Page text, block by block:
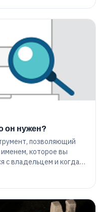
он нужен?
позволяющий
которое вы
с владельцем и когда